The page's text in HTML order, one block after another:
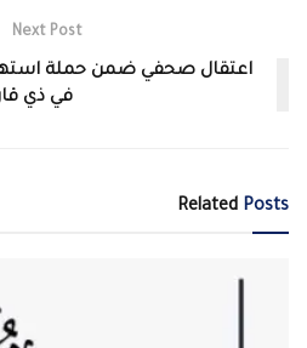
Next Post
اعتقال صحفي ضمن حملة
في ذي
Related Posts